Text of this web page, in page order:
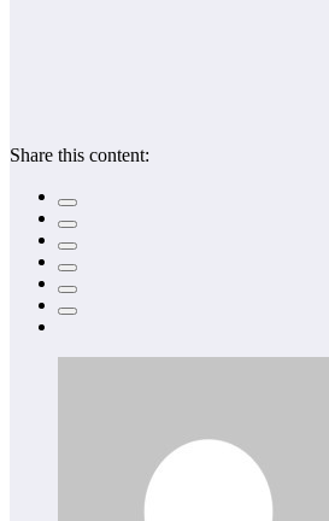
Share this content: